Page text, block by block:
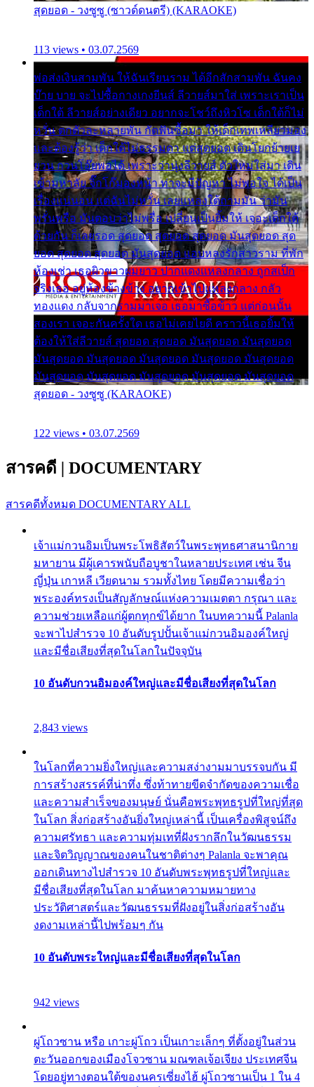
สุดยอด - วงซูซู (ซาวด์ดนตรี) (KARAOKE)
113 views • 03.07.2569
พ่อส่งเงินสามพัน ให้ฉันเรียนราม ได้อีกสักสามพัน ฉันคง
บ๊าย บาย จะไปซื้อกางเกงยีนส์ ลีวายส์มาใส่ เพราะเราเป็น
เด็กใต้ ลีวายส์อย่างเดียว อยากจะโชว์ถึงหิวโซ เด็กใต้ก็ไม่
หวั่น ตกตัวละหลายพัน กัดฟันซื้อมา ให้เด็กเทพเหลียวมอง
และต้องรู้ว่า เด็กใต้ไม่ธรรมดา แต่สุดยอด เดินโยกย้ายเย
ยวน กวนโอ๊ยพอได้ เพราะว่านุ่งลีวายส์ ตัวใหม่ใส่มา เดิน
เข้ามหาลัย จิ๊กโก๊มองหน้า ท่าจะมีปัญหา ไม่พอใจ ได้เป็น
เรื่องแน่นอน แต่ฉันไม่หวั่น เลยแหลงใต้ถามมัน ว่ามัน
พรั่นพรือ มันตอบว่าไม่พรื่อ เปลี่ยนเป็นยิ้มให้ เจอะเด็กใต้
ด้วยกัน ก็เลยรอด สุดยอด สุดยอด สุดยอด มันสุดยอด สุด
ยอด สุดยอด สุดยอด มันสุดยอด แอบหลงรักสาวราม ที่พัก
ห้องเช่า เธอผิวขาวผมยาว ปากแดงแหลงกลาง ถูกสเป็ก
จริงเธอ อยู่ห้องข้างข้าง อยากเข้าไปแหลงกลาง กลัว
ทองแดง กลับจากรามมาเจอ เธอมาซื้อข้าว แต่ก่อนนั้น
สองเรา เจอะกันครั้งใด เธอไม่เคยไยดี คราวนี้เธอยิ้มให้
ต้องให้ใส่ลีวายส์ สุดยอด สุดยอด มันสุดยอด มันสุดยอด
มันสุดยอด มันสุดยอด มันสุดยอด มันสุดยอด มันสุดยอด
มันสุดยอด มันสุดยอด มันสุดยอด มันสุดยอด มันสุดยอด
สุดยอด - วงซูซู (KARAOKE)
122 views • 03.07.2569
สารคดี | DOCUMENTARY
สารคดีทั้งหมด DOCUMENTARY ALL
เจ้าแม่กวนอิมเป็นพระโพธิสัตว์ในพระพุทธศาสนานิกาย
มหายาน มีผู้เคารพนับถือบูชาในหลายประเทศ เช่น จีน
ญี่ปุ่น เกาหลี เวียดนาม รวมทั้งไทย โดยมีความเชื่อว่า
พระองค์ทรงเป็นสัญลักษณ์แห่งความเมตตา กรุณา และ
ความช่วยเหลือแก่ผู้ตกทุกข์ได้ยาก ในบทความนี้ Palanla
จะพาไปสำรวจ 10 อันดับรูปปั้นเจ้าแม่กวนอิมองค์ใหญ่
และมีชื่อเสียงที่สุดในโลกในปัจจุบัน
10 อันดับกวนอิมองค์ใหญ่และมีชื่อเสียงที่สุดในโลก
2,843 views
ในโลกที่ความยิ่งใหญ่และความสง่างามมาบรรจบกัน มี
การสร้างสรรค์ที่น่าทึ่ง ซึ่งท้าทายขีดจำกัดของความเชื่อ
และความสำเร็จของมนุษย์ นั่นคือพระพุทธรูปที่ใหญ่ที่สุด
ในโลก สิ่งก่อสร้างอันยิ่งใหญ่เหล่านี้ เป็นเครื่องพิสูจน์ถึง
ความศรัทธา และความทุ่มเทที่ฝังรากลึกในวัฒนธรรม
และจิตวิญญาณของคนในชาติต่างๆ Palanla จะพาคุณ
ออกเดินทางไปสำรวจ 10 อันดับพระพุทธรูปที่ใหญ่และ
มีชื่อเสียงที่สุดในโลก มาค้นหาความหมายทาง
ประวัติศาสตร์และวัฒนธรรมที่ฝังอยู่ในสิ่งก่อสร้างอัน
งดงามเหล่านี้ไปพร้อมๆ กัน
10 อันดับพระใหญ่และมีชื่อเสียงที่สุดในโลก
942 views
ผู่โถวซาน หรือ เกาะผู่โถว เป็นเกาะเล็กๆ ที่ตั้งอยู่ในส่วน
ตะวันออกของเมืองโจวซาน มณฑลเจ้อเจียง ประเทศจีน
โดยอยู่ทางตอนใต้ของนครเซี่ยงไฮ้ ผู่โถวซานเป็น 1 ใน 4